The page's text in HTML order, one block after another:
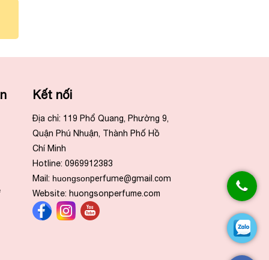
Kết nối
Địa chỉ: 119 Phổ Quang, Phường 9,
Quận Phú Nhuận, Thành Phố Hồ
Chí Minh
Hotline: 0969912383
Mail: huongsonperfume@gmail.com
Website: huongsonperfume.com